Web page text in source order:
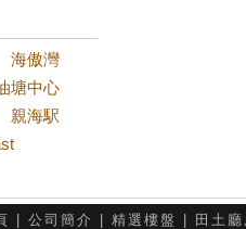
海傲灣
塘中心
親海駅
公司簡介 精選樓盤 田土